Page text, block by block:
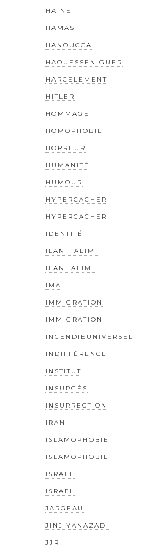
HAINE
HAMAS
HANOUCCA
HAOUESSENIGUER
HARCELEMENT
HITLER
HOMMAGE
HOMOPHOBIE
HORREUR
HUMANITÉ
HUMOUR
HYPERCACHER
HYPERCACHER
IDENTITÉ
ILAN HALIMI
ILANHALIMI
IMA
IMMIGRATION
IMMIGRATION
INCENDIEUNIVERSEL
INDIFFÉRENCE
INSTITUT
INSURGÉS
INSURRECTION
IRAN
ISLAMOPHOBIE
ISLAMOPHOBIE
ISRAËL
ISRAEL
JARGEAU
JINJIYANAZADÎ
JJR